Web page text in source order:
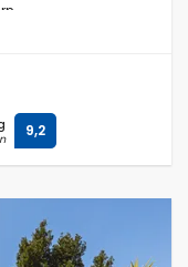
am
Playa de la Olla,
9,2